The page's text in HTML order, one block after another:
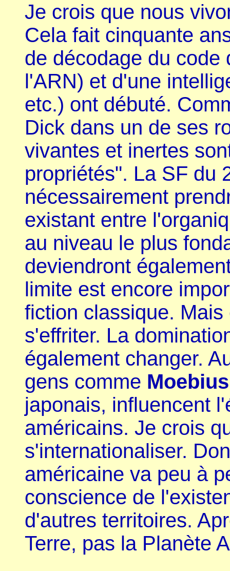
Je crois que nous
Cela fait cinquante
de décodage du code
l'ARN) et d'une
etc.) ont débuté.
Dick dans un de ses
vivantes et inertes
propriétés". La SF du
nécessairement
existant entre
au niveau le plus
deviendront
limite est encore
fiction classique.
s'effriter. La
également changer.
gens comme Moebius
japonais, influencent
américains. Je crois
s'internationaliser.
américaine va peu à
conscience de
d'autres territoires.
Terre, pas la Planète